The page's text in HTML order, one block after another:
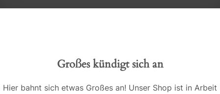
Großes kündigt sich an
Hier bahnt sich etwas Großes an! Unser Shop ist in Arbeit